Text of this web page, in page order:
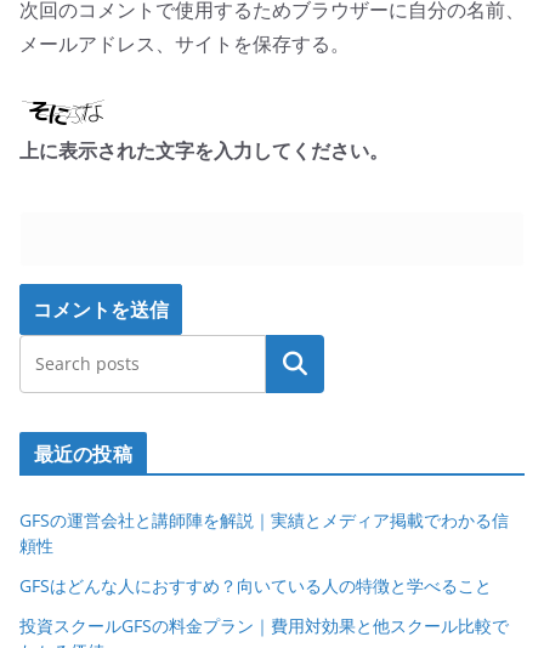
次回のコメントで使用するためブラウザーに自分の名前、
メールアドレス、サイトを保存する。
上に表示された文字を入力してください。
検索
最近の投稿
GFSの運営会社と講師陣を解説｜実績とメディア掲載でわかる信
頼性
GFSはどんな人におすすめ？向いている人の特徴と学べること
投資スクールGFSの料金プラン｜費用対効果と他スクール比較で